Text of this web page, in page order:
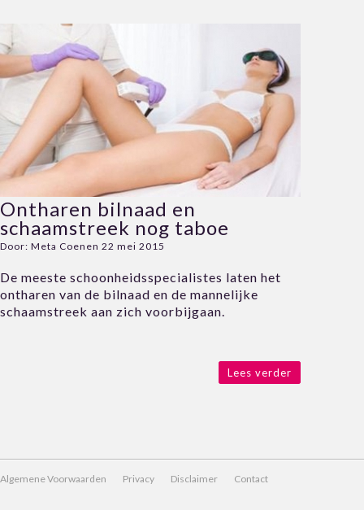
Ontharen bilnaad en
schaamstreek nog taboe
Door: Meta Coenen 22 mei 2015
De meeste schoonheidsspecialistes laten het
ontharen van de bilnaad en de mannelijke
schaamstreek aan zich voorbijgaan.
Lees verder
Algemene Voorwaarden Privacy Disclaimer Contact